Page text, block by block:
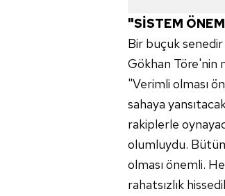
"SİSTEM
Bir buçuk senedir
Gökhan Töre'nin
"Verimli olması
sahaya
rakiplerle
olumluydu. Bütün
olması önemli.
rahatsızlık